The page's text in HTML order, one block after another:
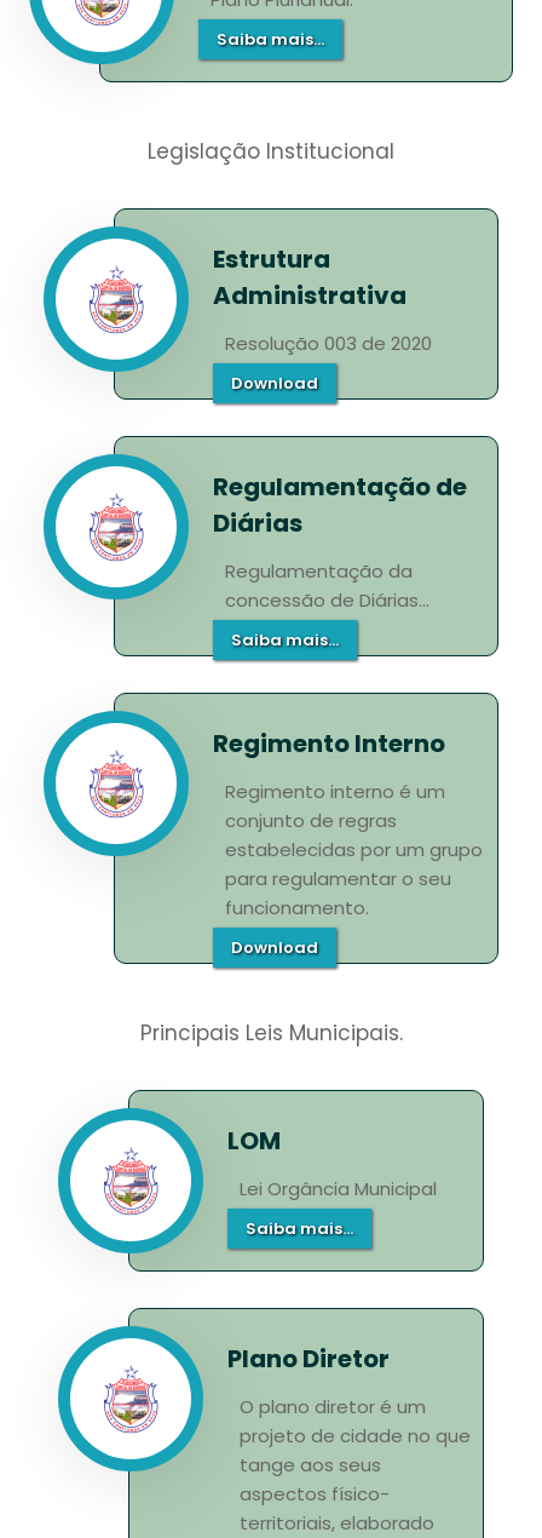
Saiba mais...
Legislação Institucional
Estrutura
Administrativa
Resolução 003 de 2020
Download
Regulamentação de
Diárias
Regulamentação da
concessão de Diárias...
Saiba mais...
Regimento Interno
Regimento interno é um
conjunto de regras
estabelecidas por um grupo
para regulamentar o seu
funcionamento.
Download
Principais Leis Municipais.
LOM
Lei Orgância Municipal
Saiba mais...
Plano Diretor
O plano diretor é um
projeto de cidade no que
tange aos seus
aspectos físico-
territoriais, elaborado